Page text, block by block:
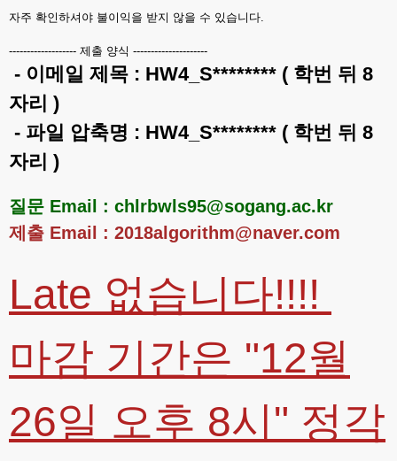
자주 확인하셔야 불이익을 받지 않을 수 있습니다.
------------------- 제출 양식 ---------------------
- 이메일 제목 : HW4_S******** ( 학번 뒤 8
자리 )
- 파일 압축명 : HW4_S******** ( 학번 뒤 8
자리 )
질문 Email : chlrbwls95@sogang.ac.kr
제출 Email : 2018algorithm@naver.com
Late 없습니다!!!!
마감 기간은 "12월
26일 오후 8시" 정각